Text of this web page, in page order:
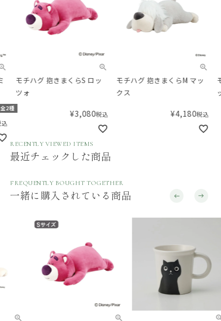
モチハグ 抱きまくらS ロッ
ツォ
3,080税込
モチハグ 抱きまくらM マッ
クス
4,180税込
モ
ッチ
RECENTLY VIEWED ITEMS
最近チェックした商品
FREQUENTLY BOUGHT TOGETHER
一緒に購入されている商品